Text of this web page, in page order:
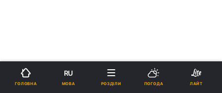
ГОЛОВНА
RU
МОВА РОЗДІЛИ ПОГОДА ЛАЙТ